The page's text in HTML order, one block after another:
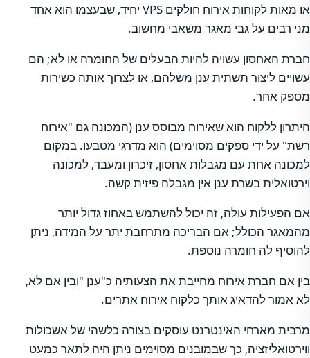
או מאות לקוחות אירוח חולקים VPS יחיד, שבעצמו הוא אחד
מני רבים על גבי מאגר משאבי מחשוב.
חברת האחסון עשויה להיות הבעלים של החומרה או לא; הם
עשויים ליצור תשתית ענן משלהם, או לצרוך אותה כשירות
מספק אחר.
היתרון ללקוח הוא שאירוח מבוסס ענן (המכונה גם "אירוח
רשת" על ידי ספקים מסוימים) הוא מדרגי מטבעו. במקום
למכונה אחת עם מגבלות אחסון, זיכרון ומעבד, למכונה
וירטואלית בשרת ענן אין מגבלה פיזית קשה.
אם הפעילות עולה, זה יכול להשתמש באחוז גדול יותר
מהמאגר הכולל; אם הבריכה מתרחבת יתר על המידה, ניתן
להוסיף לה חומרה נוספת.
בין אם חברת אירוח מחייבת את הצעותיה כ"ענן "ובין אם לא,
לא אמור להדאיג אותך כלקוח אירוח אתרים.
מרבית מארחי האינטרנט עוסקים בצורה כלשהי של אשכולות
ווירטואליזציה, כך שבמובנים מסוימים ניתן היה לתאר כמעט